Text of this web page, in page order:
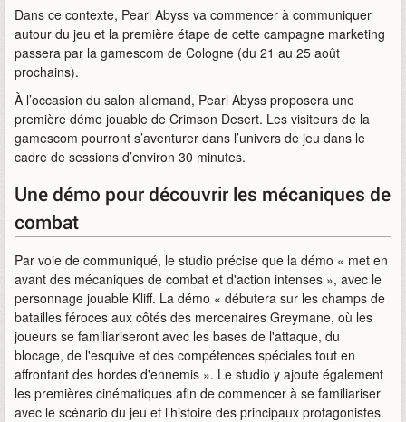
Dans ce contexte, Pearl Abyss va commencer à communiquer
autour du jeu et la première étape de cette campagne marketing
passera par la gamescom de Cologne (du 21 au 25 août
prochains).
À l’occasion du salon allemand, Pearl Abyss proposera une
première démo jouable de Crimson Desert. Les visiteurs de la
gamescom pourront s’aventurer dans l’univers de jeu dans le
cadre de sessions d’environ 30 minutes.
Une démo pour découvrir les mécaniques de
combat
Par voie de communiqué, le studio précise que la démo « met en
avant des mécaniques de combat et d'action intenses », avec le
personnage jouable Kliff. La démo « débutera sur les champs de
batailles féroces aux côtés des mercenaires Greymane, où les
joueurs se familiariseront avec les bases de l'attaque, du
blocage, de l'esquive et des compétences spéciales tout en
affrontant des hordes d'ennemis ». Le studio y ajoute également
les premières cinématiques afin de commencer à se familiariser
avec le scénario du jeu et l’histoire des principaux protagonistes.